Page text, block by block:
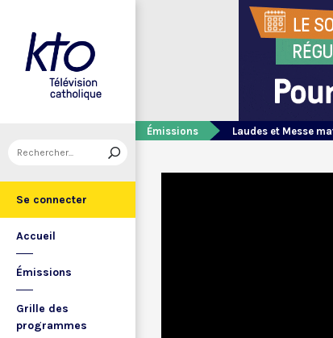
Se connecter
Accueil
Émissions
Grille des
programmes
Émissions Laudes et Messe